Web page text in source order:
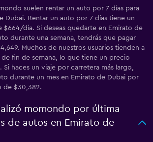
suelen rentar un auto por 7 días para
Dubai. Rentar un auto por 7 días tiene un
día. Si deseas quedarte en Emirato de
durante una semana, tendrás que pagar
Muchos de nuestros usuarios tienden a
fin de semana, lo que tiene un precio
Si haces un viaje por carretera más largo,
durante un mes en Emirato de Dubai por
de $30,382.
momondo por última
de autos en Emirato de